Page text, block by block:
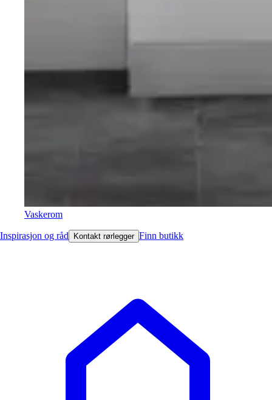
Vaskerom
Inspirasjon og råd Kontakt rørlegger Finn butikk